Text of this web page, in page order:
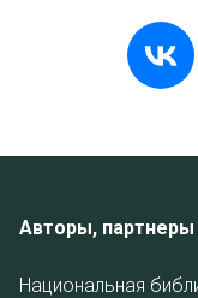
Авторы, партнеры
Национальная